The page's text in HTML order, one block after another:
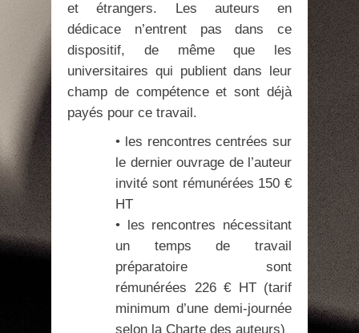
et étrangers. Les auteurs en
dédicace n’entrent pas dans ce
dispositif, de même que les
universitaires qui publient dans leur
champ de compétence et sont déjà
payés pour ce travail.
• les rencontres centrées sur
le dernier ouvrage de l’auteur
invité sont rémunérées 150 €
HT
• les rencontres nécessitant
un temps de travail
préparatoire sont
rémunérées 226 € HT (tarif
minimum d’une demi-journée
selon la Charte des auteurs)